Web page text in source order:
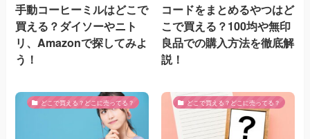
手動コーヒーミルはどこで
買える？ダイソーやニト
リ、Amazonで探してみよ
う！
コードをまとめるやつはど
こで買える？100均や無印
良品での購入方法を徹底解
説！
どこで買える？どこに売ってる？ どこで買える？どこに売ってる？